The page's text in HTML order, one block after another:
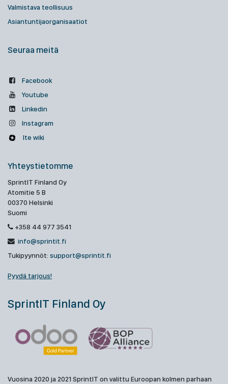
Valmistava teollisuus
Asiantuntijaorganisaatiot
Seuraa meitä
Facebook
Youtube
Linkedin
Instagram
Ite wiki
Yhteystietomme
SprintIT Finland Oy
Atomitie 5 B
00370 Helsinki
Suomi
+358 44 977 3541
info@sprintit.fi
Tukipyynnöt: support@sprintit.fi
Pyydä tarjous!
SprintIT Finland Oy
Vuosina 2020 ja 2021 SprintIT on valittu Euroopan kolmen parhaan